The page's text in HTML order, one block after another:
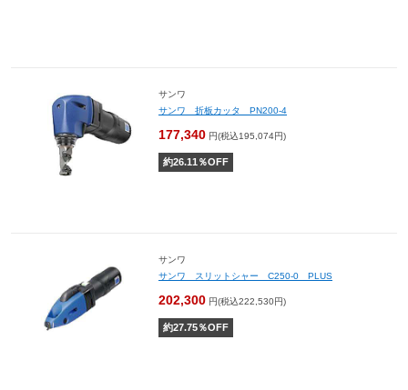
サンワ
サンワ 折板カッタ PN200-4
177,340 円(税込195,074円)
約26.11 ％OFF
サンワ
サンワ スリットシャー C250-0 PLUS
202,300 円(税込222,530円)
約27.75％OFF